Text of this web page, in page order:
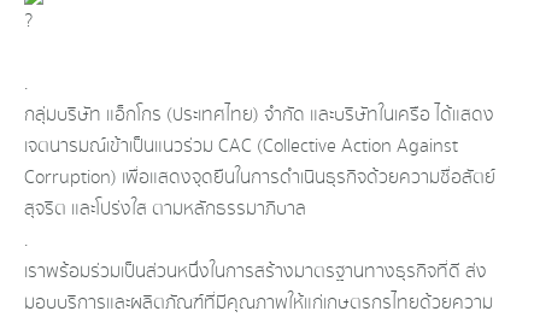
.
กลุ่มบริษัท แอ็กโกร (ประเทศไทย) จำกัด และบริษัทในเครือ ได้แสดง
เจตนารมณ์เข้าเป็นแนวร่วม CAC (Collective Action Against
Corruption) เพื่อแสดงจุดยืนในการดำเนินธุรกิจด้วยความซื่อสัตย์
สุจริต และโปร่งใส ตามหลักธรรมาภิบาล
.
เราพร้อมร่วมเป็นส่วนหนึ่งในการสร้างมาตรฐานทางธุรกิจที่ดี ส่ง
มอบบริการและผลิตภัณฑ์ที่มีคุณภาพให้แก่เกษตรกรไทยด้วยความ